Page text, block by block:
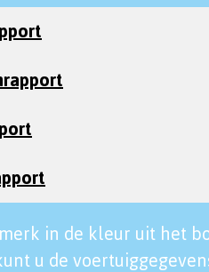
in de kleur uit het
u de